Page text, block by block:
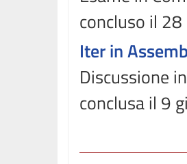
concluso il
Iter in
Discussione
conclusa il 9